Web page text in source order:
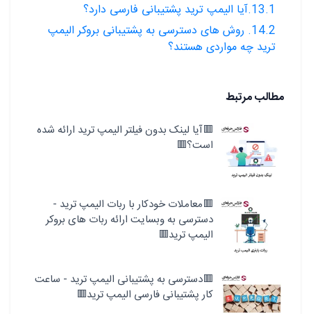
13.1.آیا الیمپ ترید پشتیبانی فارسی دارد؟
14.2. روش های دسترسی به پشتیبانی بروکر الیمپ
ترید چه مواردی هستند؟
مطالب مرتبط
🟥آیا لینک بدون فیلتر الیمپ ترید ارائه شده
است؟🟥
🟥معاملات خودکار با ربات الیمپ ترید -
دسترسی به وبسایت ارائه ربات های بروکر
الیمپ ترید🟥
🟥دسترسی به پشتیبانی الیمپ ترید - ساعت
کار پشتیبانی فارسی الیمپ ترید🟥